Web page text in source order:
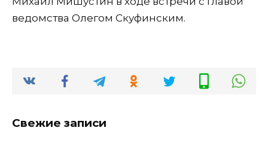
ведомства Олегом Скуфинским.
Свежие записи